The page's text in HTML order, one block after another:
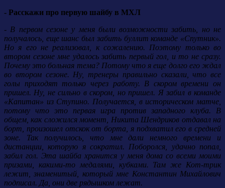
- Расскажи про первую шайбу в МХЛ
- В первом сезоне у меня были возможности забить, но не
получалось, еще шанс был забить буллит команде «Спутник».
Но я его не реализовал, к сожалению. Поэтому только во
втором сезоне мне удалось забить первый гол, и то не сразу.
Почему это больная тема? Потому что я еще долго его ждал
во втором сезоне. Ну, тренеры правильно сказали, что все
голы приходят только через работу. В скором времени он
пришел. Ну, не сильно в скором, но пришел. Я забил в команде
«Капитан» из Ступино. Получается, в историческом матче,
потому что это первая игра против западного клуба. В
общем, как сложился момент, Никита Шендриков отдавал на
борт, произошел отскок от борта, я подхватил его в средней
зоне. Так получилось, что мне дали немного времени и
дистанции, которую я сократил. Поборолся, удачно попал,
забил гол. Эта шайба хранится у меня дома со всеми моими
призами, какими-то медалями, кубками. Там же Кот-трик
лежит, знаменитый, который мне Константин Михайлович
подписал. Да, они две рядышком лежат.